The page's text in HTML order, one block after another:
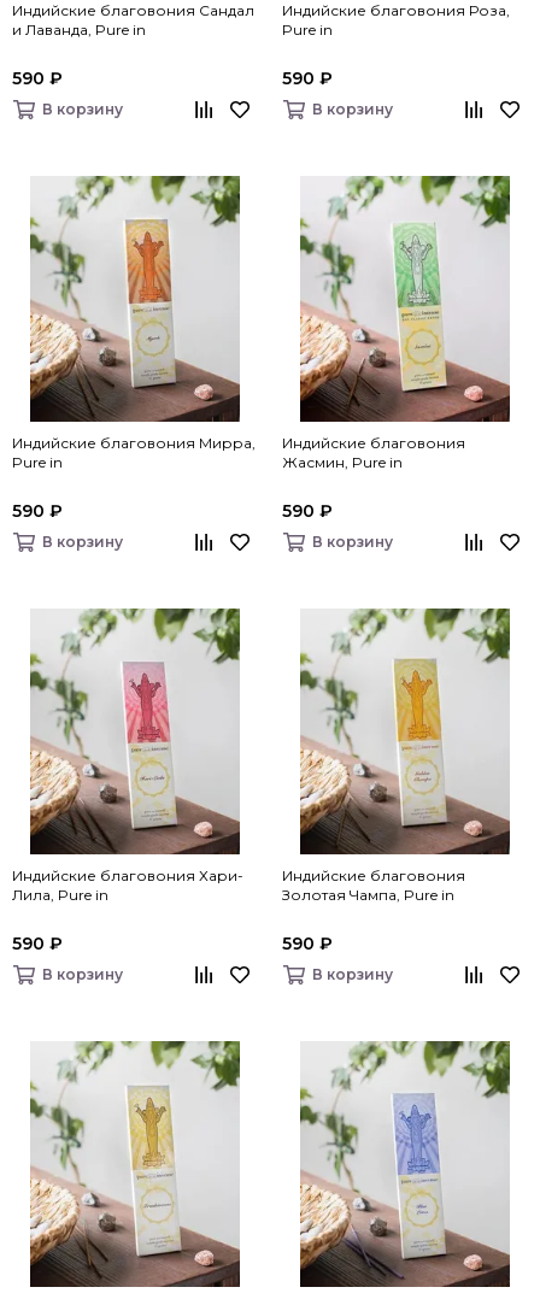
Индийские благовония Сандал
и Лаванда, Pure in
590 ₽
В корзину
Индийские благовония Роза,
Pure in
590 ₽
В корзину
Индийские благовония Мирра,
Pure in
590 ₽
В корзину
Индийские благовония
Жасмин, Pure in
590 ₽
В корзину
Индийские благовония Хари-
Лила, Pure in
590 ₽
В корзину
Индийские благовония
Золотая Чампа, Pure in
590 ₽
В корзину